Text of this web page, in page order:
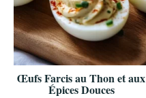
Œufs Farcis au Thon et aux
Épices Douces